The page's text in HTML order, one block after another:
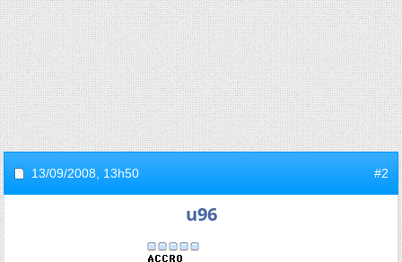
13/09/2008, 13h50 #2
u96